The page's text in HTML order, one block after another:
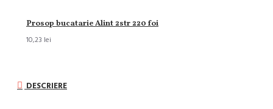
Prosop bucatarie Alint 2str 220 foi
10,23 lei
DESCRIERE